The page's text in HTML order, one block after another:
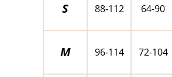
S 88-112 64-90
M 96-114 72-104